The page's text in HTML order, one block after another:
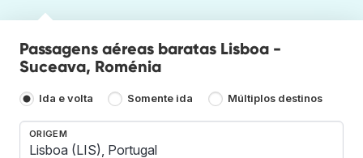
Passagens aéreas baratas Lisboa -
Suceava, Roménia
Ida e volta Somente ida Múltiplos destinos
ORIGEM